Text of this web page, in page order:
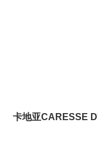
卡地亚CARESSE